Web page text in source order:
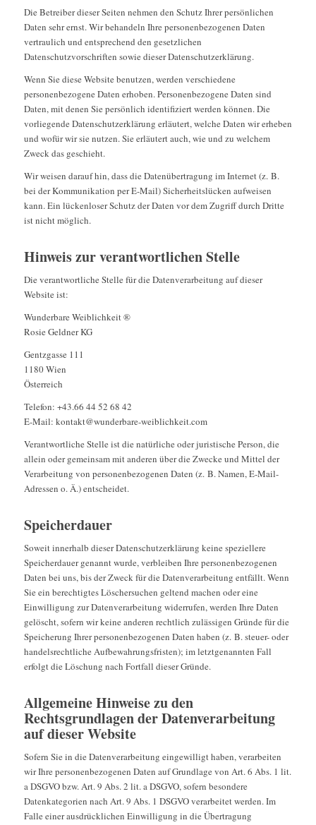
Die Betreiber dieser Seiten nehmen den Schutz Ihrer persönlichen
Daten sehr ernst. Wir behandeln Ihre personenbezogenen Daten
vertraulich und entsprechend den gesetzlichen
Datenschutzvorschriften sowie dieser Datenschutzerklärung.
Wenn Sie diese Website benutzen, werden verschiedene
personenbezogene Daten erhoben. Personenbezogene Daten sind
Daten, mit denen Sie persönlich identifiziert werden können. Die
vorliegende Datenschutzerklärung erläutert, welche Daten wir erheben
und wofür wir sie nutzen. Sie erläutert auch, wie und zu welchem
Zweck das geschieht.
Wir weisen darauf hin, dass die Datenübertragung im Internet (z. B.
bei der Kommunikation per E-Mail) Sicherheitslücken aufweisen
kann. Ein lückenloser Schutz der Daten vor dem Zugriff durch Dritte
ist nicht möglich.
Hinweis zur verantwortlichen Stelle
Die verantwortliche Stelle für die Datenverarbeitung auf dieser
Website ist:
Wunderbare Weiblichkeit ®
Rosie Geldner KG
Gentzgasse 111
1180 Wien
Österreich
Telefon: +43.66 44 52 68 42
E-Mail: kontakt@wunderbare-weiblichkeit.com
Verantwortliche Stelle ist die natürliche oder juristische Person, die
allein oder gemeinsam mit anderen über die Zwecke und Mittel der
Verarbeitung von personenbezogenen Daten (z. B. Namen, E-Mail-
Adressen o. Ä.) entscheidet.
Speicherdauer
Soweit innerhalb dieser Datenschutzerklärung keine speziellere
Speicherdauer genannt wurde, verbleiben Ihre personenbezogenen
Daten bei uns, bis der Zweck für die Datenverarbeitung entfällt. Wenn
Sie ein berechtigtes Löschersuchen geltend machen oder eine
Einwilligung zur Datenverarbeitung widerrufen, werden Ihre Daten
gelöscht, sofern wir keine anderen rechtlich zulässigen Gründe für die
Speicherung Ihrer personenbezogenen Daten haben (z. B. steuer- oder
handelsrechtliche Aufbewahrungsfristen); im letztgenannten Fall
erfolgt die Löschung nach Fortfall dieser Gründe.
Allgemeine Hinweise zu den
Rechtsgrundlagen der Datenverarbeitung
auf dieser Website
Sofern Sie in die Datenverarbeitung eingewilligt haben, verarbeiten
wir Ihre personenbezogenen Daten auf Grundlage von Art. 6 Abs. 1 lit.
a DSGVO bzw. Art. 9 Abs. 2 lit. a DSGVO, sofern besondere
Datenkategorien nach Art. 9 Abs. 1 DSGVO verarbeitet werden. Im
Falle einer ausdrücklichen Einwilligung in die Übertragung